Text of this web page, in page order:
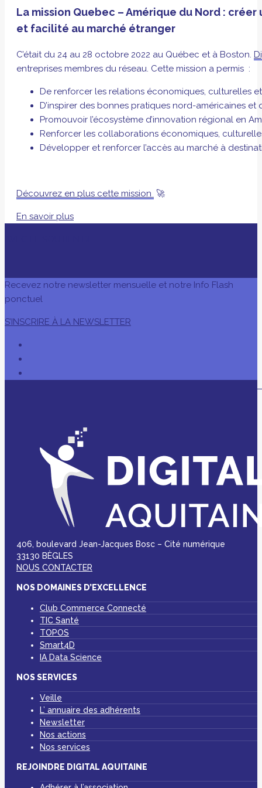
La mission Quebec – Amérique du Nord :
et facilité au marché étranger
C’était du 24 au 28 octobre 2022 au Québec et à Boston.
entreprises membres du réseau. Cette mission a permis :
De renforcer les relations économiques, culturelles
D’inspirer des bonnes pratiques nord-américaines et
Promouvoir l’écosystème d’innovation régional en
Renforcer les collaborations économiques,
Développer et renforcer l’accès au marché à
Découvrez en plus cette mission 🚀
En savoir plus
Recevez notre newsletter mensuelle et notre Info Flash
ponctuel
S’INSCRIRE À LA NEWSLETTER
406, boulevard Jean-Jacques Bosc – Cité numérique
33130 BÈGLES
NOUS CONTACTER
NOS DOMAINES D’EXCELLENCE
Club Commerce Connecté
TIC Santé
TOPOS
Smart4D
IA Data Science
NOS SERVICES
Veille
L’ annuaire des adhérents
Newsletter
Nos actions
Nos services
REJOINDRE DIGITAL AQUITAINE